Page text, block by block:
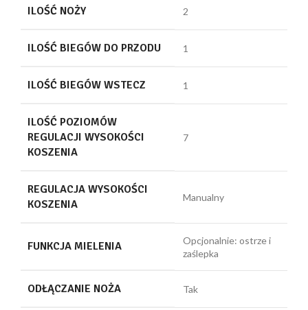
ILOŚĆ NOŻY 2
ILOŚĆ BIEGÓW DO PRZODU 1
ILOŚĆ BIEGÓW WSTECZ 1
ILOŚĆ POZIOMÓW
REGULACJI WYSOKOŚCI
KOSZENIA
7
REGULACJA WYSOKOŚCI
KOSZENIA
Manualny
FUNKCJA MIELENIA
Opcjonalnie: ostrze i
zaślepka
ODŁĄCZANIE NOŻA Tak